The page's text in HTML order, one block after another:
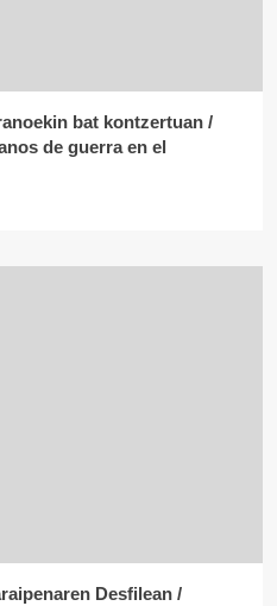
bat kontzertuan /
de guerra en el
Desfilean /